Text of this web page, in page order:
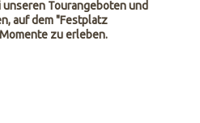
unseren Tourangeboten und
auf dem "Festplatz
zu erleben.